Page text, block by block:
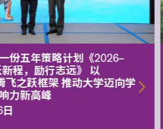
份五年策略计划《2026‒
程，励行志远》 以
飞之跃框架 推动大学迈向学
力新高峰